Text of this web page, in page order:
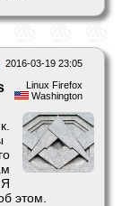
2016-03-19 23:05
Linux Firefox
Washington
этом.